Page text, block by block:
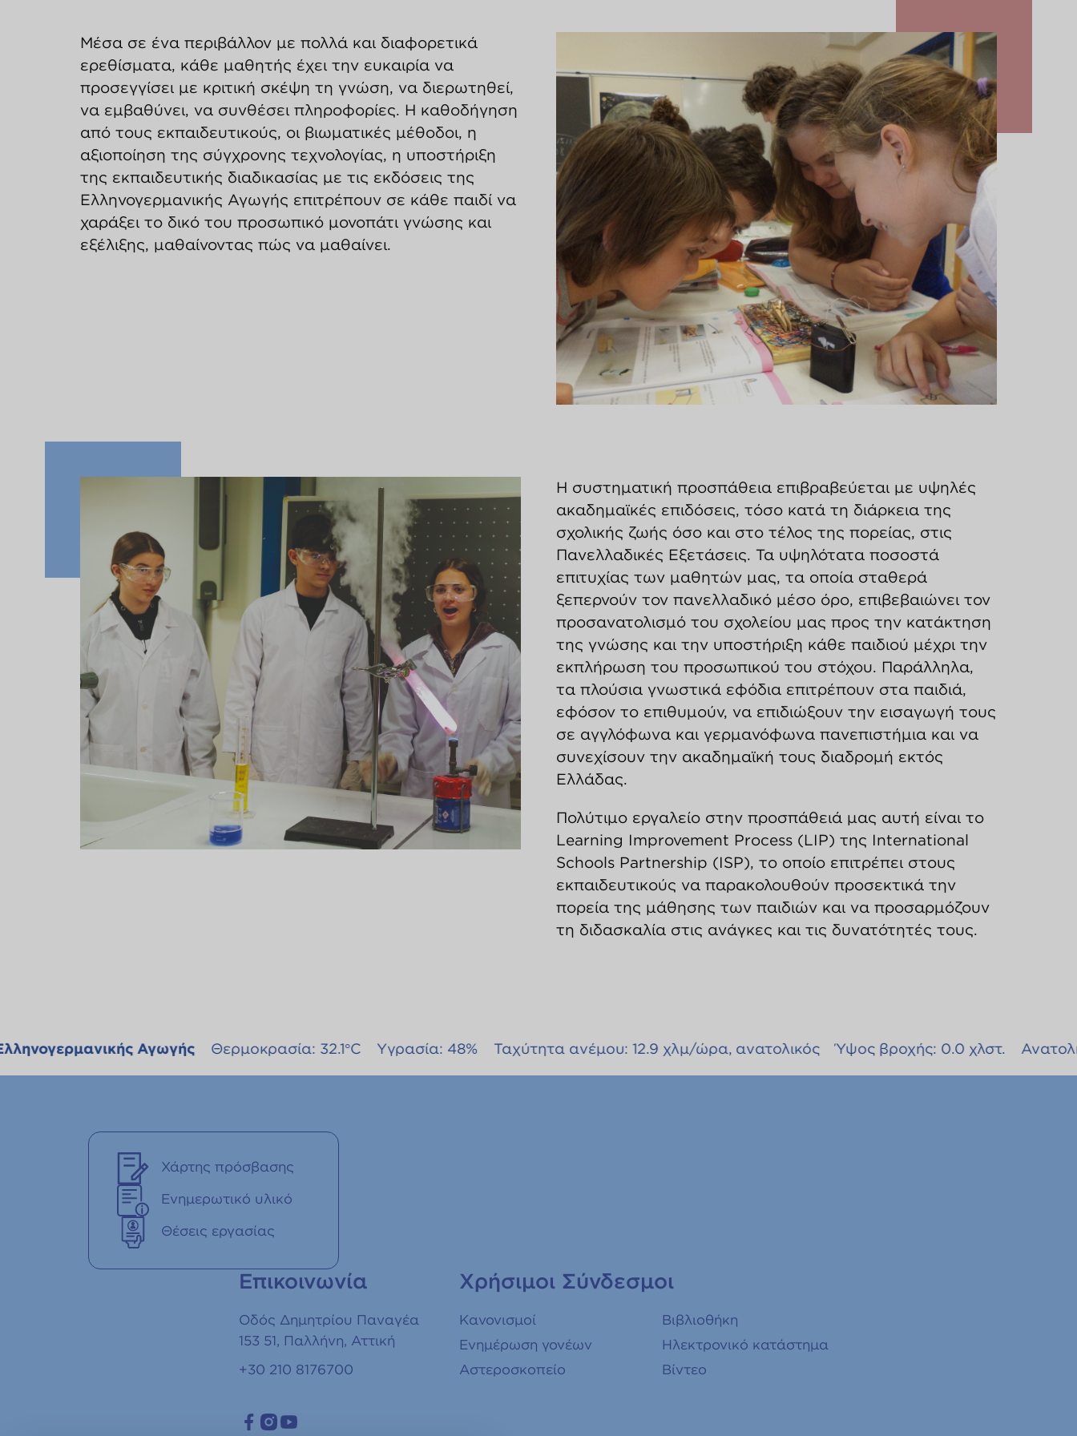
Μέσα σε ένα περιβάλλον με πολλά και διαφορετικά
ερεθίσματα, κάθε μαθητής έχει την ευκαιρία να
προσεγγίσει με κριτική σκέψη τη γνώση, να διερωτηθεί,
να εμβαθύνει, να συνθέσει πληροφορίες. Η καθοδήγηση
από τους εκπαιδευτικούς, οι βιωματικές μέθοδοι, η
αξιοποίηση της σύγχρονης τεχνολογίας, η υποστήριξη
της εκπαιδευτικής διαδικασίας με τις εκδόσεις της
Ελληνογερμανικής Αγωγής επιτρέπουν σε κάθε παιδί να
χαράξει το δικό του προσωπικό μονοπάτι γνώσης και
εξέλιξης, μαθαίνοντας πώς να μαθαίνει.
Η συστηματική προσπάθεια επιβραβεύεται με υψηλές
ακαδημαϊκές επιδόσεις, τόσο κατά τη διάρκεια της
σχολικής ζωής όσο και στο τέλος της πορείας, στις
Πανελλαδικές Εξετάσεις. Τα υψηλότατα ποσοστά
επιτυχίας των μαθητών μας, τα οποία σταθερά
ξεπερνούν τον πανελλαδικό μέσο όρο, επιβεβαιώνει τον
προσανατολισμό του σχολείου μας προς την κατάκτηση
της γνώσης και την υποστήριξη κάθε παιδιού μέχρι την
εκπλήρωση του προσωπικού του στόχου. Παράλληλα,
τα πλούσια γνωστικά εφόδια επιτρέπουν στα παιδιά,
εφόσον το επιθυμούν, να επιδιώξουν την εισαγωγή τους
σε αγγλόφωνα και γερμανόφωνα πανεπιστήμια και να
συνεχίσουν την ακαδημαϊκή τους διαδρομή εκτός
Ελλάδας.
Πολύτιμο εργαλείο στην προσπάθειά μας αυτή είναι το
Learning Ιmprovement Process (LIP) της International
Schools Partnership (ISP), το οποίο επιτρέπει στους
εκπαιδευτικούς να παρακολουθούν προσεκτικά την
πορεία της μάθησης των παιδιών και να προσαρμόζουν
τη διδασκαλία στις ανάγκες και τις δυνατότητές τους.
Αγωγής Θερμοκρασία: 32.1°C Yγρασία: 48% Ταχύτητα ανέμου: 12.9 χλμ/ώρα, ανατολικός Ύψος βροχής: 0.0 χλστ. Ανατολή ηλίου 6:32
Χάρτης πρόσβασης
Ενημερωτικό υλικό
Θέσεις εργασίας
Επικοινωνία
Οδός Δημητρίου Παναγέα
153 51, Παλλήνη, Αττική
+30 210 8176700
Χρήσιμοι Σύνδεσμοι
Κανονισμοί
Ενημέρωση γονέων
Αστεροσκοπείο
Βιβλιοθήκη
Ηλεκτρονικό κατάστημα
Βίντεο